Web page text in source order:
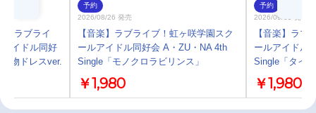
】ラブライ
イドル同好
物ドレスver.
予約
2026/08/26 発売
【音楽】ラブライブ！虹ヶ咲学園スク
ールアイドル同好会 A・ZU・NA 4th
Single「モノクロラビリンス」
￥1,980
予約
2026/09/09 発売
【音楽】ラブ
ールアイドル
Single「タイ
￥1,980